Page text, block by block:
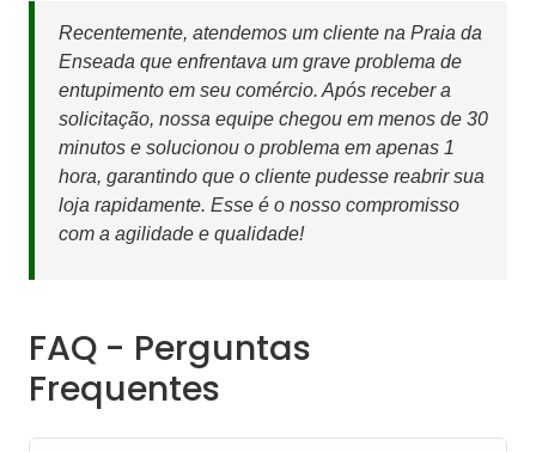
Recentemente, atendemos um cliente na Praia da
Enseada que enfrentava um grave problema de
entupimento em seu comércio. Após receber a
solicitação, nossa equipe chegou em menos de 30
minutos e solucionou o problema em apenas 1
hora, garantindo que o cliente pudesse reabrir sua
loja rapidamente. Esse é o nosso compromisso
com a agilidade e qualidade!
FAQ - Perguntas
Frequentes